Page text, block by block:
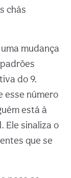
chás
mudança
do 9.
esse número
está à
Ele sinaliza o
que se